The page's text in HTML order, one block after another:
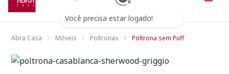
Você precisa estar logado!
Abra Casa Móveis Poltronas Poltrona sem Puff